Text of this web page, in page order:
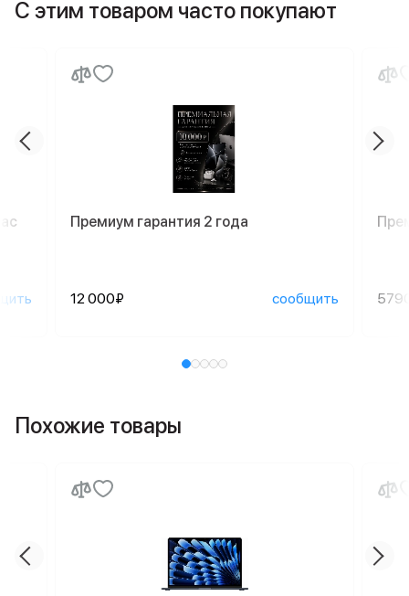
С этим товаром часто покупают
Премиум гарантия 2 года
12 000₽ сообщить
Похожие товары